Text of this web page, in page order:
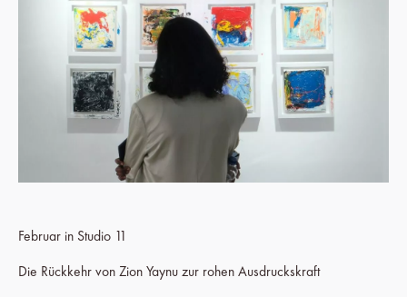
Februar in Studio 11
Die Rückkehr von Zion Yaynu zur rohen Ausdruckskraft